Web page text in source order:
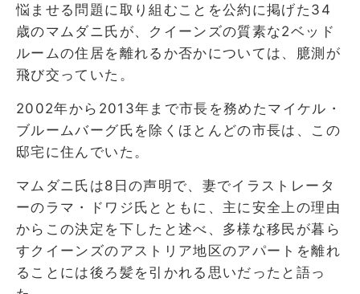
悩ませる問題に取り組むことを公約に掲げた34
歳のマムダニ氏が、クイーンズの質素な2ベッド
ルームの住居を離れるか否かについては、臆測が
飛び交っていた。
2002年から2013年まで市長を務めたマイケル・
ブルームバーグ氏を除くほとんどの市長は、この
邸宅に住んでいた。
マムダニ氏は8日の声明で、妻でイラストレータ
ーのラマ・ドワジ氏とともに、主に安全上の理由
からこの決定を下したと述べ、多様な移民が暮ら
すクイーンズのアストリア地区のアパートを離れ
ることには後ろ髪を引かれる思いだったと語っ